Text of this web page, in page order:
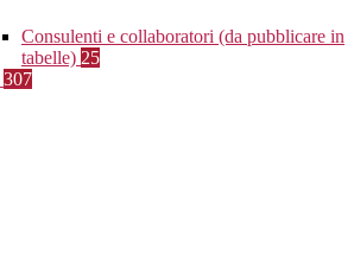
Consulenti e collaboratori (da pubblicare in
tabelle) 25
307